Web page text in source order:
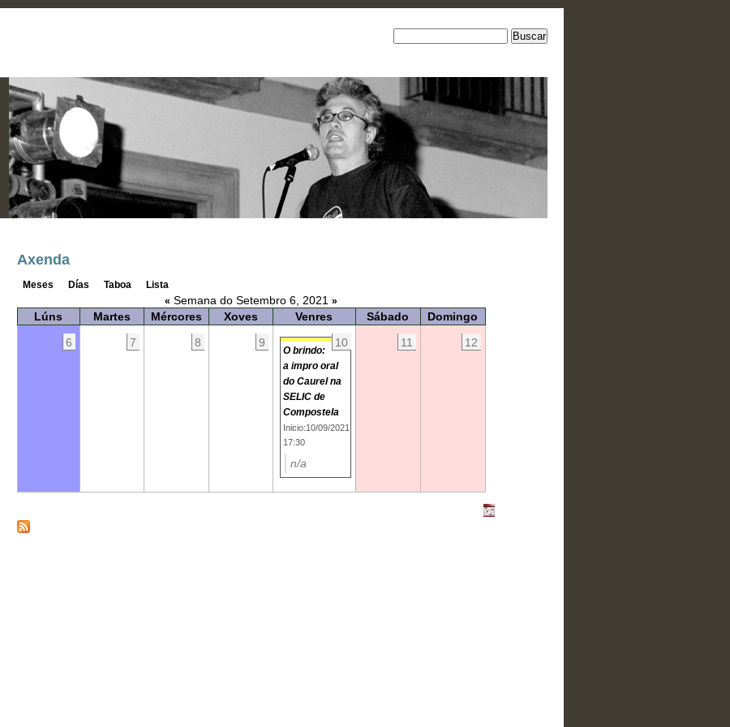
Axenda
Meses Días Taboa
Lista
« Semana do Setembro 6, 2021 »
Lúns Martes Mércores Xoves Venres Sábado
Domingo
6
7 8 9 10
O brindo:
a impro oral
do Caurel na
SELIC de
Compostela
Inicio:10/09/2021
17:30
n/a
11 12